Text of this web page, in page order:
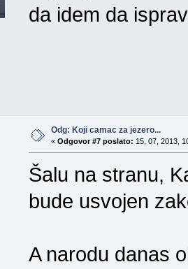
da idem da
Odg: Koji camac za jezero...
« Odgovor #7 poslato: 15, 07, 2013,
Šalu na stranu,
bude usvojen
A narodu danas